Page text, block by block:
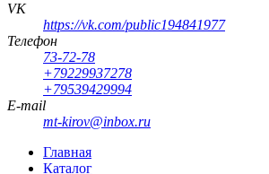
VK
https://vk.com/public194841977
Телефон
73-72-78
+79229937278
+79539429994
E-mail
mt-kirov@inbox.ru
Главная
Каталог